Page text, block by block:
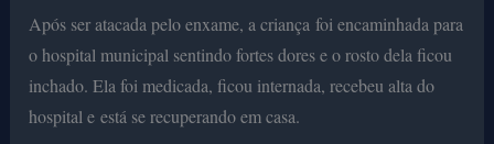
Após ser atacada pelo enxame, a criança foi encaminhada para
o hospital municipal sentindo fortes dores e o rosto dela ficou
inchado. Ela foi medicada, ficou internada, recebeu alta do
hospital e está se recuperando em casa.